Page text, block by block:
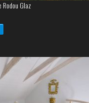
Rodou Glaz